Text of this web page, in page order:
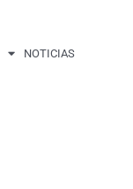
NOTICIAS